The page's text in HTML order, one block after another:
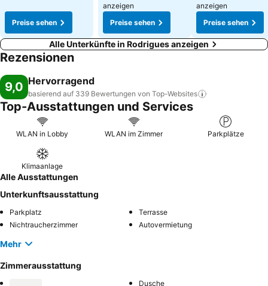
Preise sehen
anzeigen
Preise sehen
anzeigen
Preise sehen
Alle Unterkünfte in Rodrigues anzeigen
Rezensionen
9,0 Hervorragend
basierend auf 339 Bewertungen von Top-Websites
Top-Ausstattungen und Services
WLAN in Lobby WLAN im Zimmer Parkplätze
Klimaanlage
Alle Ausstattungen
Unterkunftsausstattung
Parkplatz
Terrasse
Nichtraucherzimmer
Autovermietung
Mehr
Zimmerausstattung
Dusche